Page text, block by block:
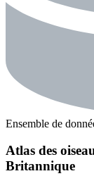
Ensemble de
Atlas des
Britannique